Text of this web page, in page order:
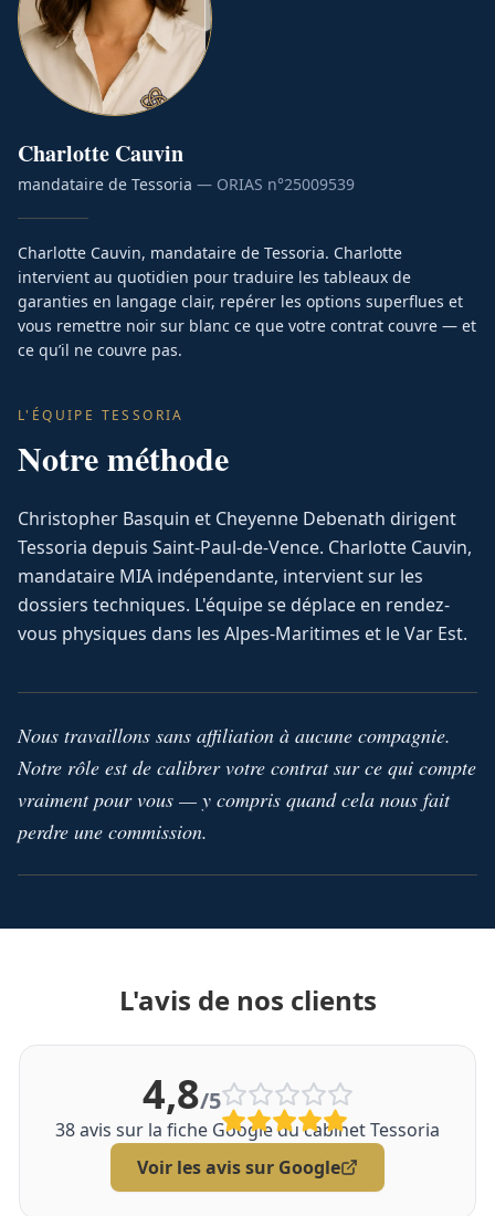
Charlotte Cauvin
mandataire de Tessoria — ORIAS n°25009539
Charlotte Cauvin, mandataire de Tessoria. Charlotte
intervient au quotidien pour traduire les tableaux de
garanties en langage clair, repérer les options superflues et
vous remettre noir sur blanc ce que votre contrat couvre — et
ce qu’il ne couvre pas.
L'ÉQUIPE TESSORIA
Notre méthode
Christopher Basquin et Cheyenne Debenath dirigent
Tessoria depuis Saint-Paul-de-Vence. Charlotte Cauvin,
mandataire MIA indépendante, intervient sur les
dossiers techniques. L'équipe se déplace en rendez-
vous physiques dans les Alpes-Maritimes et le Var Est.
Nous travaillons sans affiliation à aucune compagnie.
Notre rôle est de calibrer votre contrat sur ce qui compte
vraiment pour vous — y compris quand cela nous fait
perdre une commission.
L'avis de nos clients
4,8/5
38avis sur la fiche Google du cabinet Tessoria
Voir les avis sur Google